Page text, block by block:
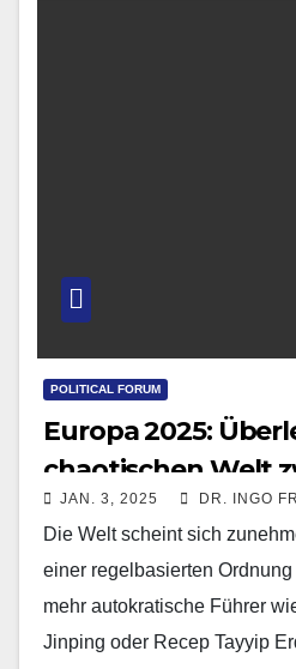
POLITICAL FORUM
Europa 2025:
chaotischen Welt
Autokraten und
JAN. 3, 2025 DR. INGO
Die Welt scheint sich
einer regelbasierten
mehr autokratische Führer
Jinping oder Recep Tayyip